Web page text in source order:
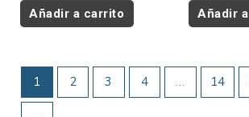
Añadir a carrito Añadir
1 2 3 4 … 14